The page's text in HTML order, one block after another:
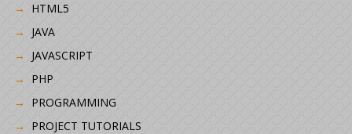
HTML5
JAVA
JAVASCRIPT
PHP
PROGRAMMING
PROJECT TUTORIALS